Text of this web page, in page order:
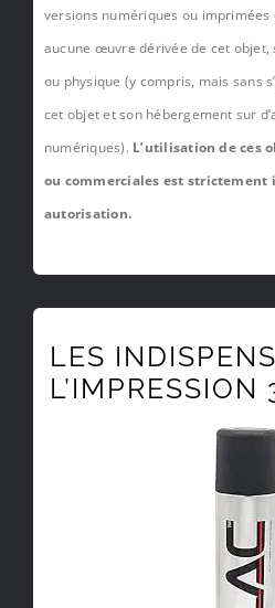
versions numériques ou imprimées
aucune œuvre dérivée de cet objet,
ou physique (y compris, mais sans
cet objet et son hébergement sur
numériques). L’utilisation de ces
ou commerciales est strictement
autorisation.
LES
L’IMPRESSION